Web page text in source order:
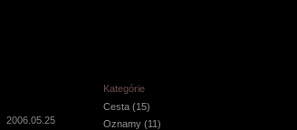
2006.05.25
Kategórie
Cesta (15)
Oznamy (11)